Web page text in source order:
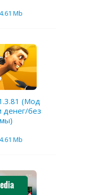
Mb
(Мод
денег/без
Mb